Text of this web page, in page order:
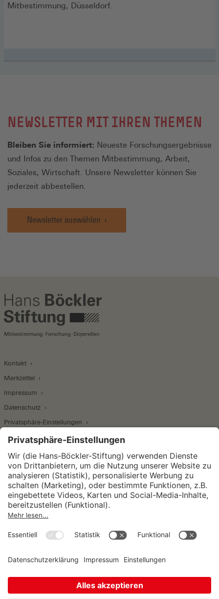
Mitbestimmung, Düsseldorf.
NEWSLETTER MIT IHREN THEMEN
Bleiben Sie informiert: Neueste Forschungsergebnisse
und Infos zu den Themen Mitbestimmung, Arbeit,
Soziales, Wirtschaft. Unsere Newsletter können Sie
jederzeit abbestellen.
Newsletter auswählen
Kontakt
Merkzettel
Impressum
Datenschutz
Privatsphäre-Einstellungen
Wirtschafts- und Sozialwissenschaftliches Institut
Institut für Makroökonomie und
Konjunkturforschung
Unternehmensführung